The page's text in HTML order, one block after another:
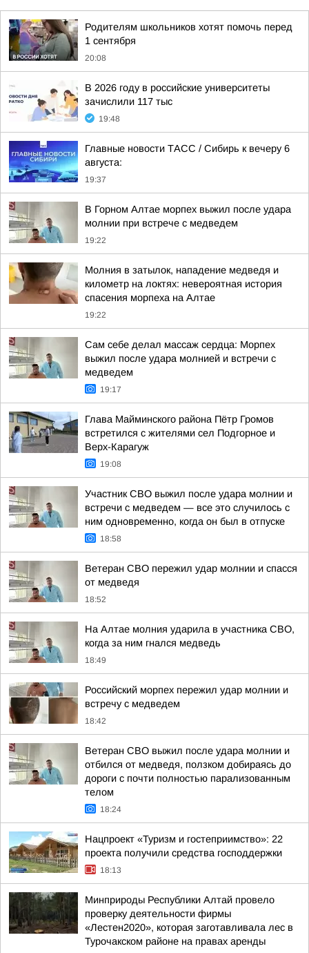
Родителям школьников хотят помочь перед
1 сентября
20:08
В 2026 году в российские университеты
зачислили 117 тыс
19:48
Главные новости ТАСС / Сибирь к вечеру 6
августа:
19:37
В Горном Алтае морпех выжил после удара
молнии при встрече с медведем
19:22
Молния в затылок, нападение медведя и
километр на локтях: невероятная история
спасения морпеха на Алтае
19:22
Сам себе делал массаж сердца: Морпех
выжил после удара молнией и встречи с
медведем
19:17
Глава Майминского района Пётр Громов
встретился с жителями сел Подгорное и
Верх-Карагуж
19:08
Участник СВО выжил после удара молнии и
встречи с медведем — все это случилось с
ним одновременно, когда он был в отпуске
18:58
Ветеран СВО пережил удар молнии и спасся
от медведя
18:52
На Алтае молния ударила в участника СВО,
когда за ним гнался медведь
18:49
Российский морпех пережил удар молнии и
встречу с медведем
18:42
Ветеран СВО выжил после удара молнии и
отбился от медведя, ползком добираясь до
дороги с почти полностью парализованным
телом
18:24
Нацпроект «Туризм и гостеприимство»: 22
проекта получили средства господдержки
18:13
Минприроды Республики Алтай провело
проверку деятельности фирмы
«Лестен2020», которая заготавливала лес в
Турочакском районе на правах аренды